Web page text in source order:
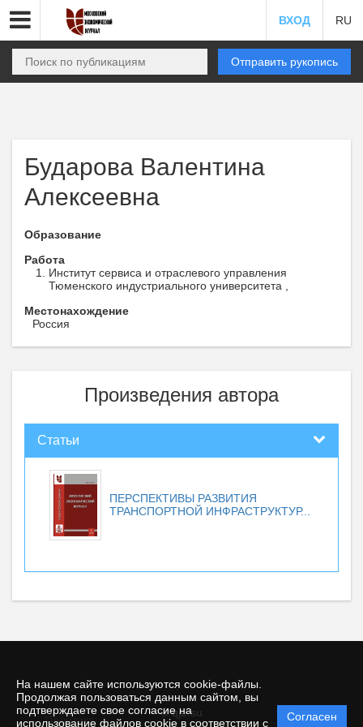
На нашем сайте используются cookie-файлы.
Продолжая пользоваться данным сайтом, вы
подтверждаете свое согласие на
использование файлов cookie в соответствии с
Согласен
ВХОД RU
Отправить рукопись
Бударова Валентина
Алексеевна
Образование
Работа
Институт сервиса и отраслевого управления
Тюменского индустриального университета ,
Местонахождение
Россия
Произведения автора
Статьи
ПЕРСПЕКТИВЫ РАЗВИТИЯ
ТРАНСПОРТНОЙ ИНФРАСТРУКТУР...
© qje.su
Политика